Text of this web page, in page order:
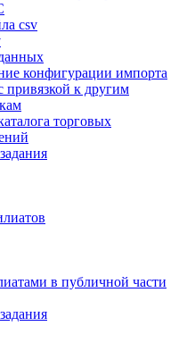
csv
конфигурации импорта
привязкой к другим
торговых
в публичной части